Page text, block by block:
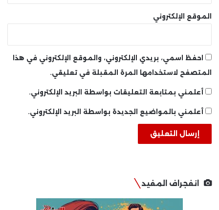
الموقع الإلكتروني
احفظ اسمي، بريدي الإلكتروني، والموقع الإلكتروني في هذا
المتصفح لاستخدامها المرة المقبلة في تعليقي.
أعلمني بمتابعة التعليقات بواسطة البريد الإلكتروني.
أعلمني بالمواضيع الجديدة بواسطة البريد الإلكتروني.
انفجراف المفيد